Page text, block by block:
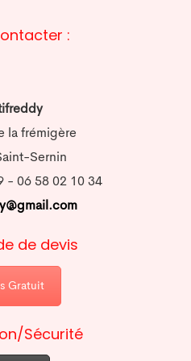
:
la frémigère
Sernin
- 06 58 02 10 34
de devis
Gratuit
Sécurité